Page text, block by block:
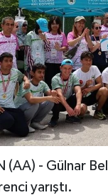
(AA) - Gülnar
yarıştı.